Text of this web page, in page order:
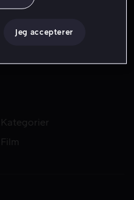
Kategorier
Film
Jeg accepterer